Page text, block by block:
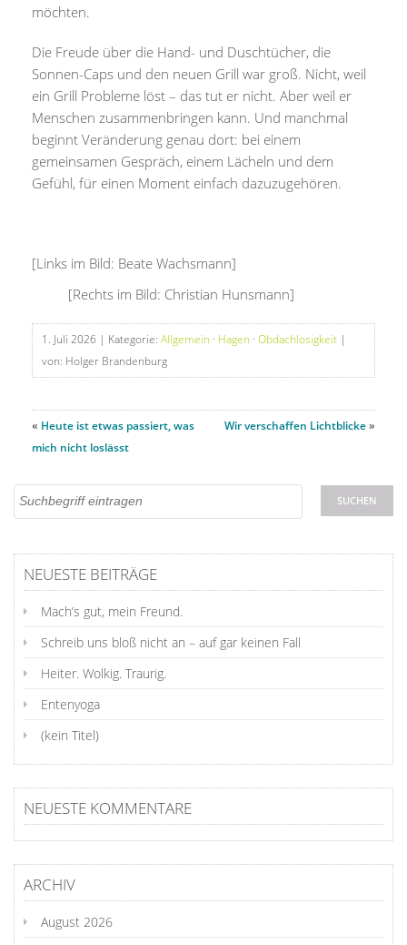
möchten.
Die Freude über die Hand- und Duschtücher, die
Sonnen-Caps und den neuen Grill war groß. Nicht, weil
ein Grill Probleme löst – das tut er nicht. Aber weil er
Menschen zusammenbringen kann. Und manchmal
beginnt Veränderung genau dort: bei einem
gemeinsamen Gespräch, einem Lächeln und dem
Gefühl, für einen Moment einfach dazuzugehören.
[Links im Bild: Beate Wachsmann]
[Rechts im Bild: Christian Hunsmann]
1. Juli 2026 | Kategorie: Allgemein · Hagen · Obdachlosigkeit |
von: Holger Brandenburg
« Heute ist etwas passiert, was
mich nicht loslässt
Wir verschaffen Lichtblicke»
NEUESTE BEITRÄGE
Mach’s gut, mein Freund.
Schreib uns bloß nicht an – auf gar keinen Fall
Heiter. Wolkig. Traurig.
Entenyoga
(kein Titel)
NEUESTE KOMMENTARE
ARCHIV
August 2026